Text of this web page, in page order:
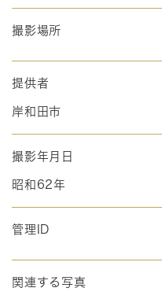
撮影場所
提供者
岸和田市
撮影年月日
昭和62年
管理ID
関連する写真